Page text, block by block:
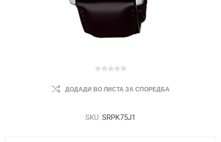
ДОДАДИ ВО ЛИСТА ЗА СПОРЕДБА
SKU: SRPK75J1